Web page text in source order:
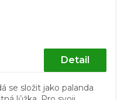
Detail
se složit jako palanda